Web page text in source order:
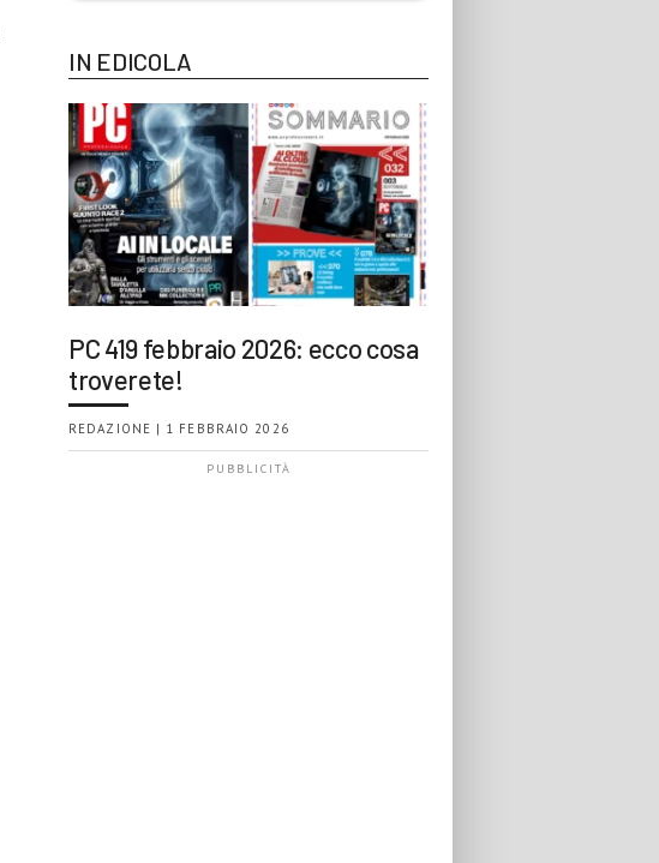
IN EDICOLA
PC 419 febbraio 2026: ecco cosa
troverete!
REDAZIONE | 1 FEBBRAIO 2026